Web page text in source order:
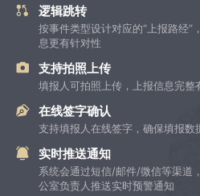
逻辑跳转
按事件类型设计对应的“上报路经”
息更有针对性
支持拍照上传
填报人可拍照上传，上报信息完整
在线签字确认
支持填报人在线签字，确保填报数
实时推送通知
系统会通过短信/邮件/微信等渠道
公室负责人推送实时预警通知